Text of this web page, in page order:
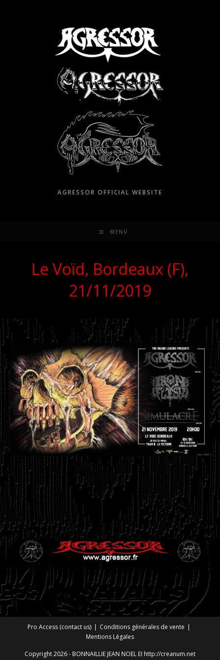
AGRESSOR OFFICIAL WEBSITE
MENU
Le Voïd, Bordeaux (F),
21/11/2019
Pro Access (contact us)
Conditions générales de vente
Mentions Légales
Copyright 2026 - BONNAILLIE JEAN NOEL EI http://creanum.net